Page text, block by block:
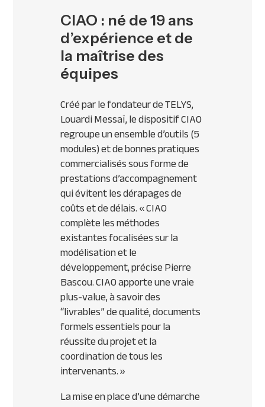
CIAO : né de 19 ans
d’expérience et de
la maîtrise des
équipes
Créé par le fondateur de TELYS,
Louardi Messaï, le dispositif CIAO
regroupe un ensemble d’outils (5
modules) et de bonnes pratiques
commercialisés sous forme de
prestations d’accompagnement
qui évitent les dérapages de
coûts et de délais.« CIAO
complète les méthodes
existantes focalisées sur la
modélisation et le
développement, précise Pierre
Bascou. CIAO apporte une vraie
plus-value, à savoir des
“livrables” de qualité, documents
formels essentiels pour la
réussite du projet et la
coordination de tous les
intervenants. »
La mise en place d’une démarche